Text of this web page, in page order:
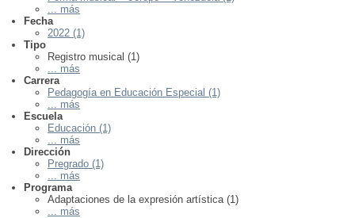
... más
Fecha
2022 (1)
Tipo
Registro musical (1)
... más
Carrera
Pedagogía en Educación Especial (1)
... más
Escuela
Educación (1)
... más
Dirección
Pregrado (1)
... más
Programa
Adaptaciones de la expresión artística (1)
... más